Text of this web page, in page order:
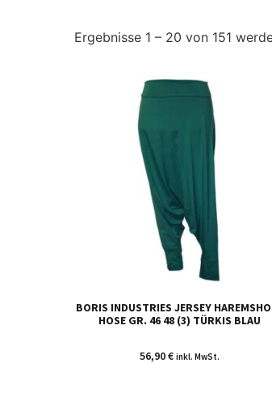
Ergebnisse 1 – 20 von 151
BORIS INDUSTRIES JERSEY
HOSE GR. 46 48 (3) TÜRKIS BLAU
56,90€ inkl. MwSt.